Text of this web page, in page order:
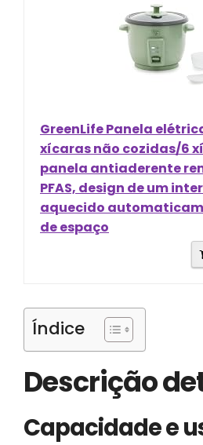
GreenLife Panela
xícaras não cozidas/6
panela antiaderente
PFAS, design de um
aquecido
de espaço
Índice
Descrição
Capacidade e